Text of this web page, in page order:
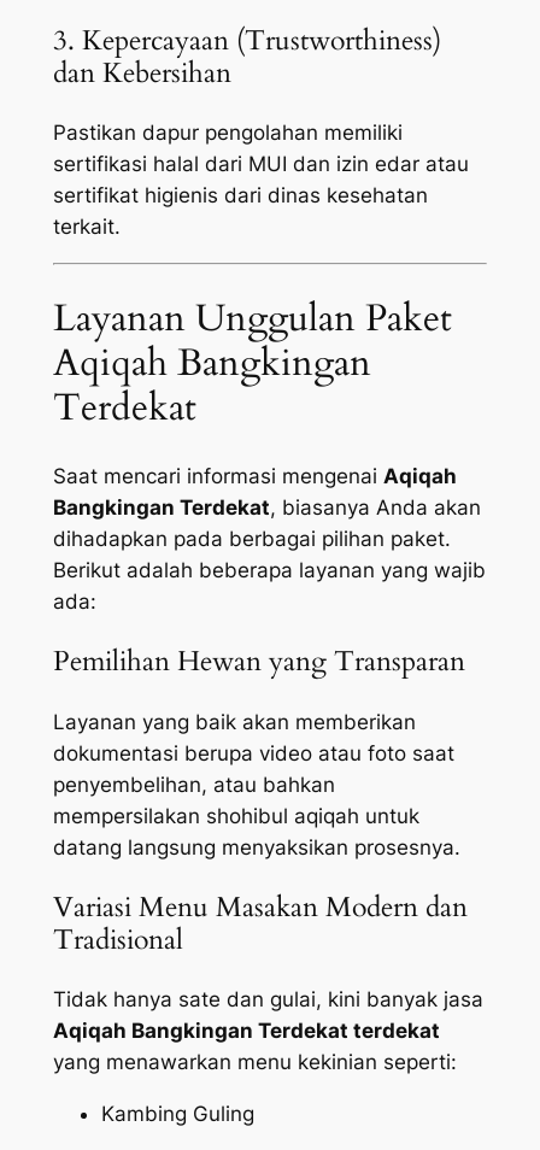
3. Kepercayaan (Trustworthiness)
dan Kebersihan
Pastikan dapur pengolahan memiliki
sertifikasi halal dari MUI dan izin edar atau
sertifikat higienis dari dinas kesehatan
terkait.
Layanan Unggulan Paket
Aqiqah Bangkingan
Terdekat
Saat mencari informasi mengenai Aqiqah
Bangkingan Terdekat, biasanya Anda akan
dihadapkan pada berbagai pilihan paket.
Berikut adalah beberapa layanan yang wajib
ada:
Pemilihan Hewan yang Transparan
Layanan yang baik akan memberikan
dokumentasi berupa video atau foto saat
penyembelihan, atau bahkan
mempersilakan shohibul aqiqah untuk
datang langsung menyaksikan prosesnya.
Variasi Menu Masakan Modern dan
Tradisional
Tidak hanya sate dan gulai, kini banyak jasa
Aqiqah Bangkingan Terdekat terdekat
yang menawarkan menu kekinian seperti:
Kambing Guling